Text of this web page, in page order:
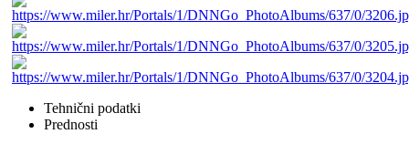
Tehnični podatki
Prednosti